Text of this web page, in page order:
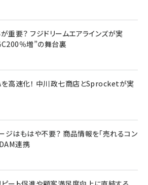
重要？ フジドリームエアラインズが実
％増”の舞台裏
高速化！ 中川政七商店とSprocketが実
ジはもはや不要？ 商品情報を「売れるコン
連携